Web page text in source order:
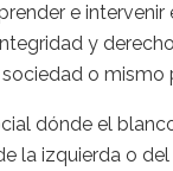
e intervenir
y
o mismo
dónde el
la izquierda o